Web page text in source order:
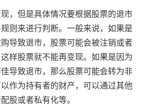
，但是具体情况要根据股票的退市
则来进行判断。一般来说，如果是
导致退市，股票可能会被注销或者
样股票就不能再变现。如果是因为
导致退市，那么股票可能会转为非
作为持有者的财产，可以通过其他
股或者私有化等。